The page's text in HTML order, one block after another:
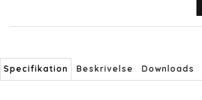
Specifikation Beskrivelse Downloads